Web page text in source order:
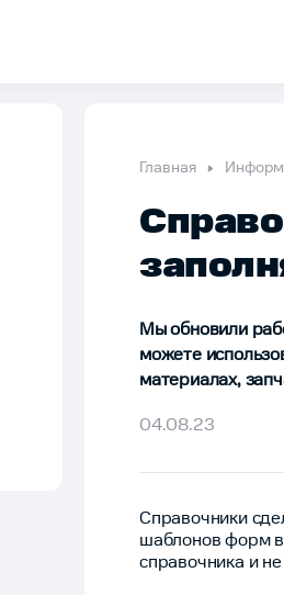
Главная
Мы обновили
можете
материалах,
04.08.23
Справочники
шаблонов форм
справочника и